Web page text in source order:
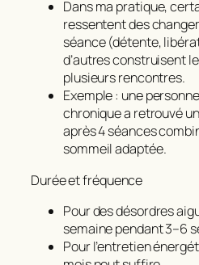
Dans ma pratique,
ressentent des
séance (détente,
d’autres construisent
plusieurs rencontres.
Exemple : une
chronique a retrouvé
après 4 séances
sommeil adaptée.
Durée et fréquence
Pour des désordres
semaine pendant 3–6
Pour l’entretien